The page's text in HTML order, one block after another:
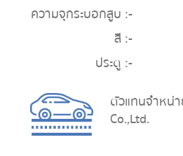
ความจุกระบอกสูบ :-
สี :-
ประตู :-
ตัวแทนจำหน่
Co.,Ltd.